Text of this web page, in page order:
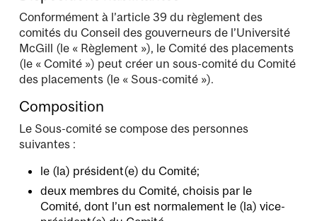
Conformément à l’article 39 du règlement des
comités du Conseil des gouverneurs de l’Université
McGill (le « Règlement »), le Comité des placements
(le « Comité ») peut créer un sous-comité du Comité
des placements (le « Sous-comité »).
Composition
Le Sous-comité se compose des personnes
suivantes :
le (la) président(e) du Comité;
deux membres du Comité, choisis par le
Comité, dont l’un est normalement le (la) vice-